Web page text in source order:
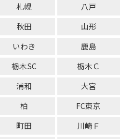
札幌
八戸
秋田
山形
いわき
鹿島
栃木SC
栃木Ｃ
浦和
大宮
柏
FC東京
町田
川崎Ｆ